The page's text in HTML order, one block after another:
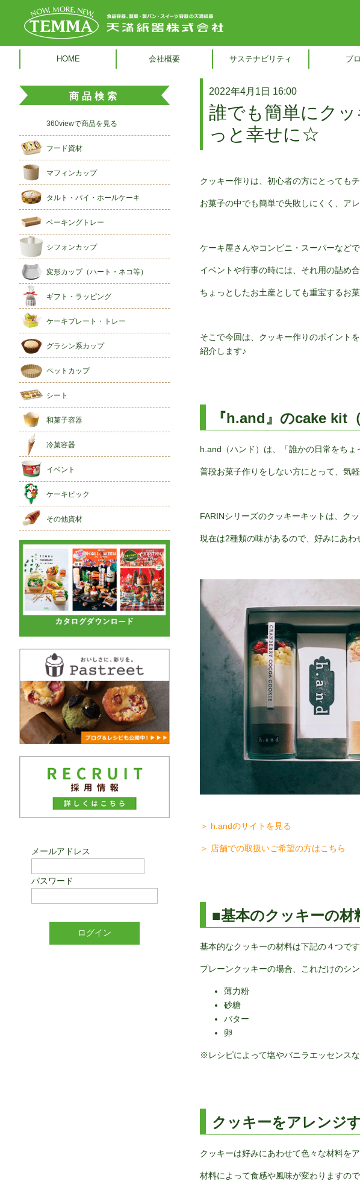
HOME 会社概要 サステナビリティ ブ
2022年4月1日 16:00
誰でも簡単にク
っと幸せに☆
クッキー作りは、初心者の方にとっても
お菓子の中でも簡単で失敗しにくく、ア
ケーキ屋さんやコンビニ・スーパーなど
イベントや行事の時には、それ用の詰め
ちょっとしたお土産としても重宝するお菓
そこで今回は、クッキー作りのポイント
紹介します♪
『h.and』のcake kit
h.and（ハンド）は、「誰かの日常をち
普段お菓子作りをしない方にとって、気
FARINシリーズのクッキーキットは、ク
現在は2種類の味があるので、好みにあ
＞ h.andのサイトを見る
＞ 店舗での取扱いご希望の方はこちら
■基本のクッキーの材
基本的なクッキーの材料は下記の４つです
プレーンクッキーの場合、これだけのシ
薄力粉
砂糖
バター
卵
※レシピによって塩やバニラエッセンスな
クッキーをアレンジ
クッキーは好みにあわせて色々な材料を
材料によって食感や風味が変わりますの
商品検索
360viewで商品を見る
フード資材
マフィンカップ
タルト・パイ・ホールケーキ
ベーキングトレー
シフォンカップ
変形カップ（ハート・ネコ等）
ギフト・ラッピング
ケーキプレート・トレー
グラシン系カップ
ペットカップ
シート
和菓子容器
冷菓容器
イベント
ケーキピック
その他資材
メールアドレス
パスワード